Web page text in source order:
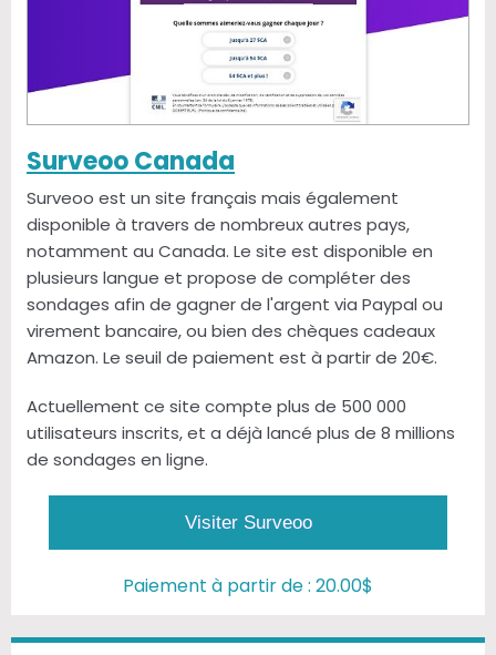
Surveoo Canada
Surveoo est un site français mais également
disponible à travers de nombreux autres pays,
notamment au Canada. Le site est disponible en
plusieurs langue et propose de compléter des
sondages afin de gagner de l'argent via Paypal ou
virement bancaire, ou bien des chèques cadeaux
Amazon. Le seuil de paiement est à partir de 20€.
Actuellement ce site compte plus de 500 000
utilisateurs inscrits, et a déjà lancé plus de 8 millions
de sondages en ligne.
Visiter Surveoo
Paiement à partir de : 20.00$